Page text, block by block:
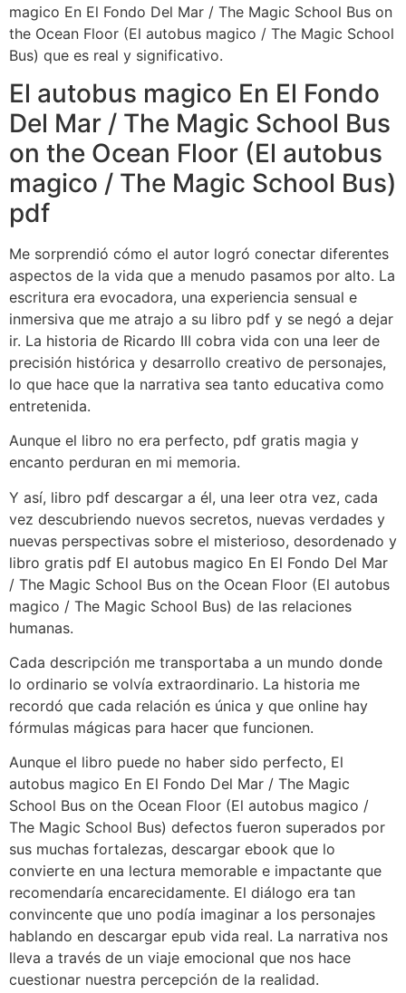
magico En El Fondo Del Mar / The Magic School Bus on
the Ocean Floor (El autobus magico / The Magic School
Bus) que es real y significativo.
El autobus magico En El Fondo
Del Mar / The Magic School Bus
on the Ocean Floor (El autobus
magico / The Magic School Bus)
pdf
Me sorprendió cómo el autor logró conectar diferentes
aspectos de la vida que a menudo pasamos por alto. La
escritura era evocadora, una experiencia sensual e
inmersiva que me atrajo a su libro pdf y se negó a dejar
ir. La historia de Ricardo III cobra vida con una leer de
precisión histórica y desarrollo creativo de personajes,
lo que hace que la narrativa sea tanto educativa como
entretenida.
Aunque el libro no era perfecto, pdf gratis magia y
encanto perduran en mi memoria.
Y así, libro pdf descargar a él, una leer otra vez, cada
vez descubriendo nuevos secretos, nuevas verdades y
nuevas perspectivas sobre el misterioso, desordenado y
libro gratis pdf El autobus magico En El Fondo Del Mar
/ The Magic School Bus on the Ocean Floor (El autobus
magico / The Magic School Bus) de las relaciones
humanas.
Cada descripción me transportaba a un mundo donde
lo ordinario se volvía extraordinario. La historia me
recordó que cada relación es única y que online hay
fórmulas mágicas para hacer que funcionen.
Aunque el libro puede no haber sido perfecto, El
autobus magico En El Fondo Del Mar / The Magic
School Bus on the Ocean Floor (El autobus magico /
The Magic School Bus) defectos fueron superados por
sus muchas fortalezas, descargar ebook que lo
convierte en una lectura memorable e impactante que
recomendaría encarecidamente. El diálogo era tan
convincente que uno podía imaginar a los personajes
hablando en descargar epub vida real. La narrativa nos
lleva a través de un viaje emocional que nos hace
cuestionar nuestra percepción de la realidad.